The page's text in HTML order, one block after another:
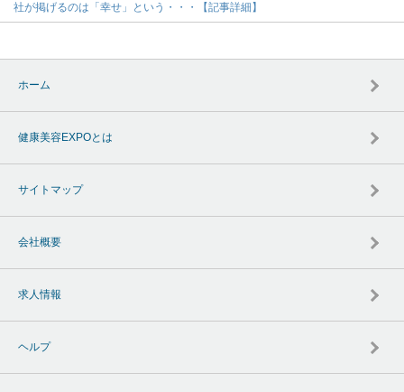
社が掲げるのは「幸せ」という・・・【記事詳細】
ホーム
健康美容EXPOとは
サイトマップ
会社概要
求人情報
ヘルプ